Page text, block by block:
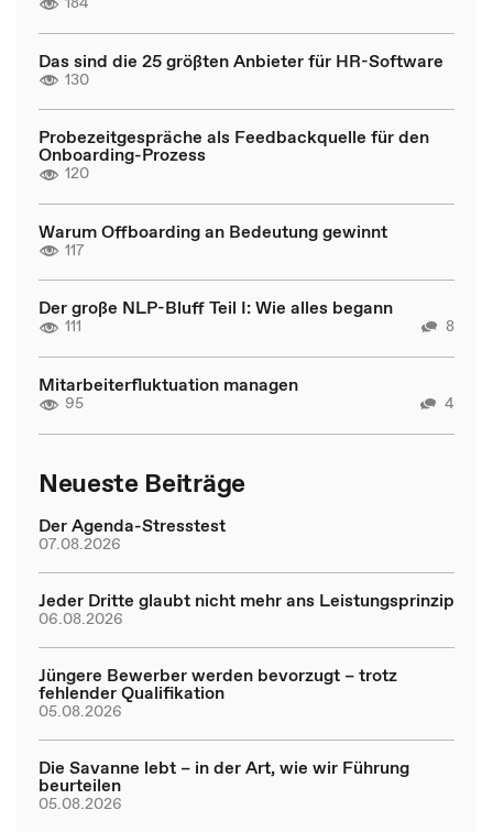
Das sind die 25 größten Anbieter für HR-Software
130
Probezeitgespräche als Feedbackquelle für den
Onboarding-Prozess
120
Warum Offboarding an Bedeutung gewinnt
117
Der große NLP-Bluff Teil I: Wie alles begann
111 8
Mitarbeiterfluktuation managen
95 4
Neueste Beiträge
Der Agenda-Stresstest
07.08.2026
Jeder Dritte glaubt nicht mehr ans Leistungsprinzip
06.08.2026
Jüngere Bewerber werden bevorzugt – trotz
fehlender Qualifikation
05.08.2026
Die Savanne lebt – in der Art, wie wir Führung
beurteilen
05.08.2026